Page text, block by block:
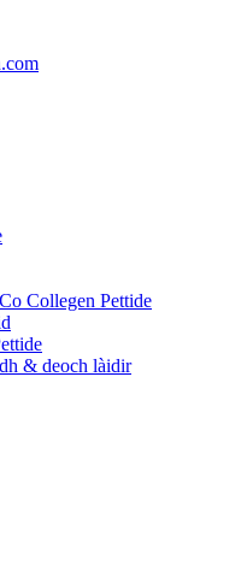
Collegen Pettide
& deoch làidir